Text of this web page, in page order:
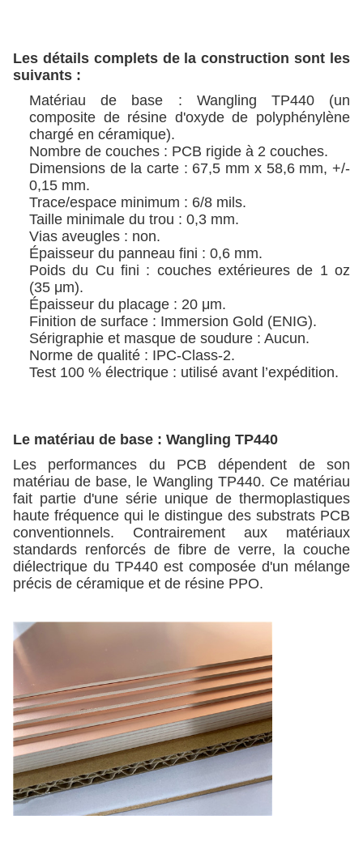
Les détails complets de la construction sont les
suivants :
Matériau de base : Wangling TP440 (un
composite de résine d'oxyde de polyphénylène
chargé en céramique).
Nombre de couches : PCB rigide à 2 couches.
Dimensions de la carte : 67,5 mm x 58,6 mm, +/-
0,15 mm.
Trace/espace minimum : 6/8 mils.
Taille minimale du trou : 0,3 mm.
Vias aveugles : non.
Épaisseur du panneau fini : 0,6 mm.
Poids du Cu fini : couches extérieures de 1 oz
(35 μm).
Épaisseur du placage : 20 μm.
Finition de surface : Immersion Gold (ENIG).
Sérigraphie et masque de soudure : Aucun.
Norme de qualité : IPC-Class-2.
Test 100 % électrique : utilisé avant l’expédition.
Le matériau de base : Wangling TP440
Les performances du PCB dépendent de son
matériau de base, le Wangling TP440. Ce matériau
fait partie d'une série unique de thermoplastiques
haute fréquence qui le distingue des substrats PCB
conventionnels. Contrairement aux matériaux
standards renforcés de fibre de verre, la couche
diélectrique du TP440 est composée d'un mélange
précis de céramique et de résine PPO.